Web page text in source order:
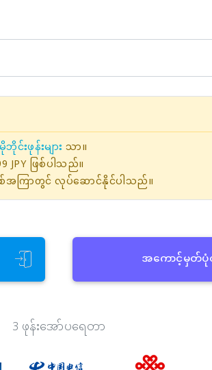
င်းဖုန်းများသာ။
ဖြစ်ပါသည်။
ကြာတွင် လုပ်ဆောင်နိုင်ပါသည်။
အကောင့်မှတ်
3 ဖုန်းအော်ပရေတာ